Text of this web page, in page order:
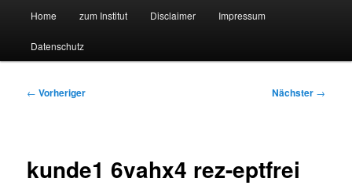
Suchmaschine Forschung und
Technologie
Zum
primären
Zum
sekundären
Home zum Institut Disclaimer Impressum
Datenschutz
Beitragsnavigation
← Vorheriger Nächster →
kunde1 6vahx4 rez-eptfrei